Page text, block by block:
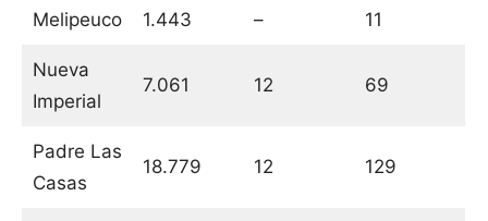
Melipeuco 1.443 – 11
Nueva
Imperial
7.061 12 69
Padre Las
Casas
18.779 12 129